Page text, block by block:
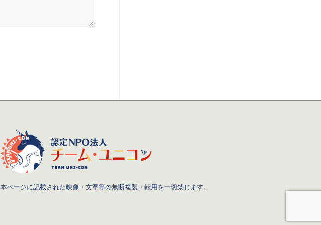
本ページに記載された映像・文章等の無断複製・転用を一切禁じます。